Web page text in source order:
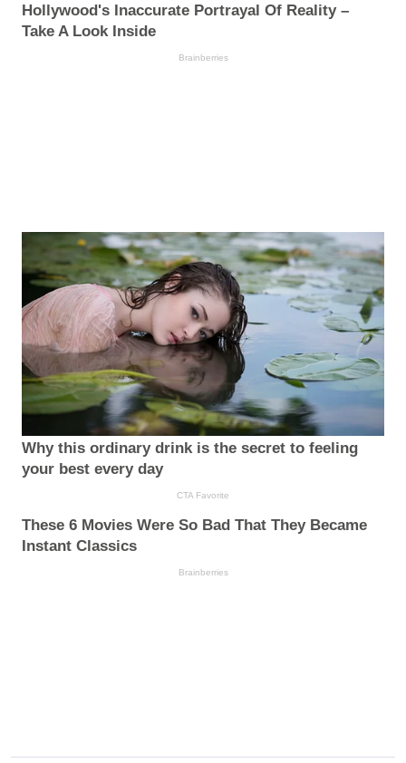
Hollywood's Inaccurate Portrayal Of Reality –
Take A Look Inside
Brainberries
Why this ordinary drink is the secret to feeling
your best every day
CTA Favorite
These 6 Movies Were So Bad That They Became
Instant Classics
Brainberries